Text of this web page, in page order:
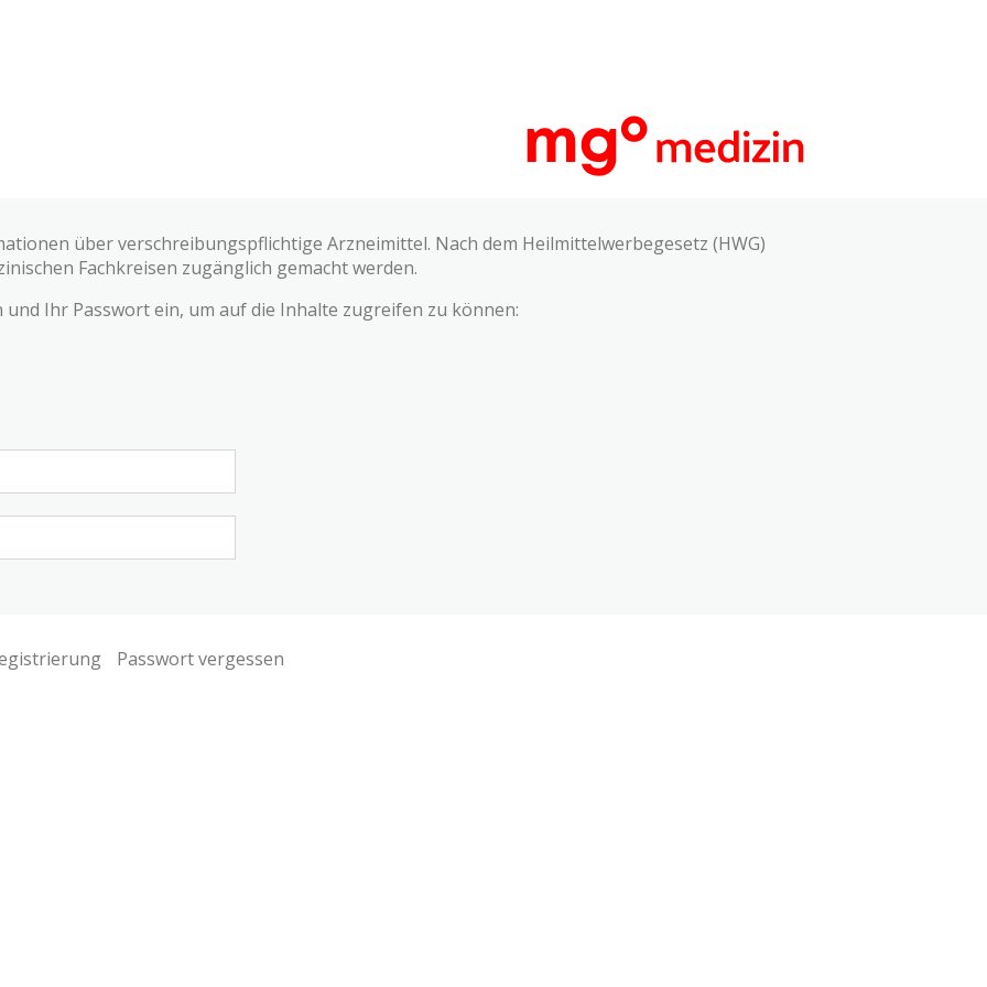
über verschreibungspflichtige Arzneimittel. Nach dem Heilmittelwerbegesetz (HWG)
Fachkreisen zugänglich gemacht werden.
Ihr Passwort ein, um auf die Inhalte zugreifen zu können:
Passwort vergessen